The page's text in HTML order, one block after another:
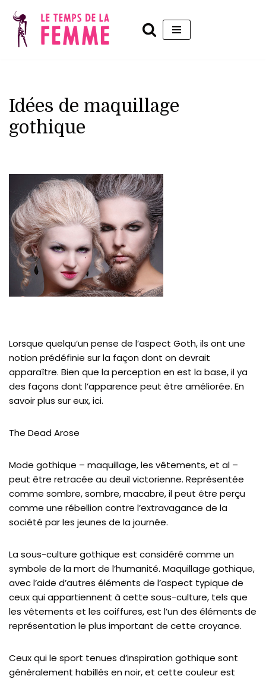
Aller
au
Idées de maquillage
gothique
Lorsque quelqu’un pense de l’aspect Goth, ils ont une
notion prédéfinie sur la façon dont on devrait
apparaître. Bien que la perception en est la base, il ya
des façons dont l’apparence peut être améliorée. En
savoir plus sur eux, ici.
The Dead Arose
Mode gothique – maquillage, les vêtements, et al –
peut être retracée au deuil victorienne. Représentée
comme sombre, sombre, macabre, il peut être perçu
comme une rébellion contre l’extravagance de la
société par les jeunes de la journée.
La sous-culture gothique est considéré comme un
symbole de la mort de l’humanité. Maquillage gothique,
avec l’aide d’autres éléments de l’aspect typique de
ceux qui appartiennent à cette sous-culture, tels que
les vêtements et les coiffures, est l’un des éléments de
représentation le plus important de cette croyance.
Ceux qui le sport tenues d’inspiration gothique sont
généralement habillés en noir, et cette couleur est